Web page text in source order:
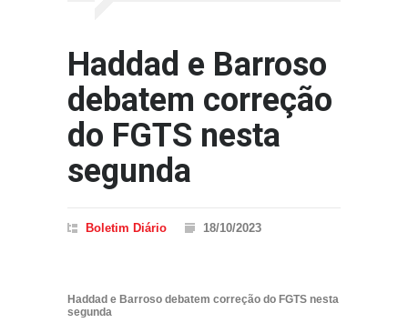
Haddad e Barroso
debatem correção
do FGTS nesta
segunda
Boletim Diário 18/10/2023
Haddad e Barroso debatem correção do FGTS nesta
segunda